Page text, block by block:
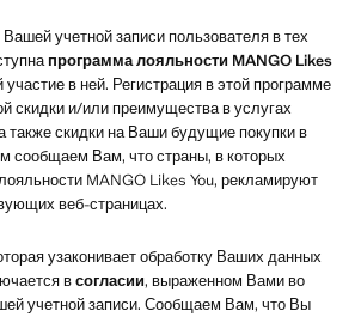
учетной записи пользователя в тех
программа лояльности MANGO Likes
участие в ней. Регистрация в этой программе
скидки и/или преимущества в услугах
также скидки на Ваши будущие покупки в
сообщаем Вам, что страны, в которых
MANGO Likes You, рекламируют
веб-страницах.
узаконивает обработку Ваших данных
всогласии, выраженном Вами во
учетной записи. Сообщаем Вам, что Вы